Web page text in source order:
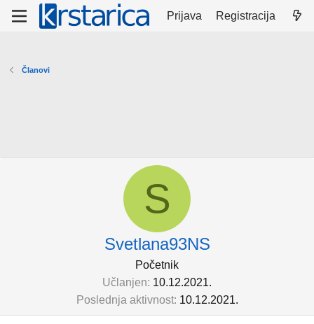
Prijava Registracija
Članovi
S
Svetlana93NS
Početnik
Učlanjen 10.12.2021.
Poslednja aktivnost 10.12.2021.